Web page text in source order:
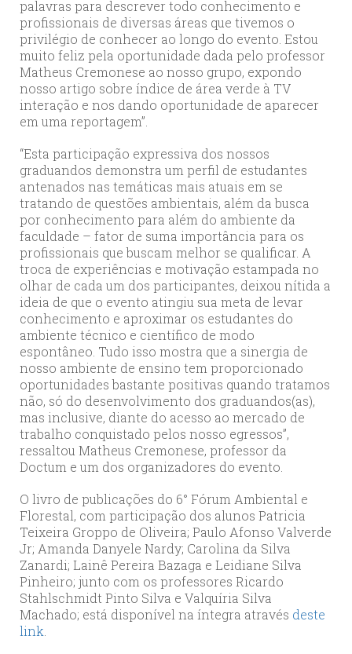
palavras para descrever todo conhecimento e
profissionais de diversas áreas que tivemos o
privilégio de conhecer ao longo do evento. Estou
muito feliz pela oportunidade dada pelo professor
Matheus Cremonese ao nosso grupo, expondo
nosso artigo sobre índice de área verde à TV
interação e nos dando oportunidade de aparecer
em uma reportagem”.
“Esta participação expressiva dos nossos
graduandos demonstra um perfil de estudantes
antenados nas temáticas mais atuais em se
tratando de questões ambientais, além da busca
por conhecimento para além do ambiente da
faculdade – fator de suma importância para os
profissionais que buscam melhor se qualificar. A
troca de experiências e motivação estampada no
olhar de cada um dos participantes, deixou nítida a
ideia de que o evento atingiu sua meta de levar
conhecimento e aproximar os estudantes do
ambiente técnico e científico de modo
espontâneo. Tudo isso mostra que a sinergia de
nosso ambiente de ensino tem proporcionado
oportunidades bastante positivas quando tratamos
não, só do desenvolvimento dos graduandos(as),
mas inclusive, diante do acesso ao mercado de
trabalho conquistado pelos nosso egressos”,
ressaltou Matheus Cremonese, professor da
Doctum e um dos organizadores do evento.
O livro de publicações do 6° Fórum Ambiental e
Florestal, com participação dos alunos Patricia
Teixeira Groppo de Oliveira; Paulo Afonso Valverde
Jr; Amanda Danyele Nardy; Carolina da Silva
Zanardi; Lainê Pereira Bazaga e Leidiane Silva
Pinheiro; junto com os professores Ricardo
Stahlschmidt Pinto Silva e Valquíria Silva
Machado; está disponível na íntegra através deste
link.